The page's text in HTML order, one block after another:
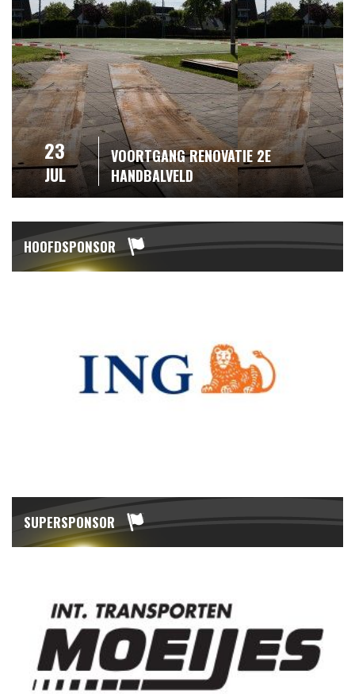
23
JUL
VOORTGANG RENOVATIE 2E
HANDBALVELD
HOOFDSPONSOR
SUPERSPONSOR